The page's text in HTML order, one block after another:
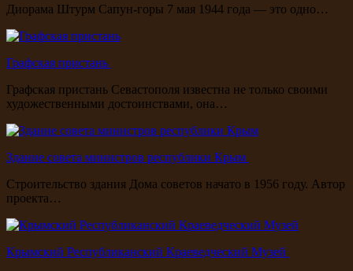
Диорама Штурм Сапун-горы 7 мая 1944 года — это одно…
Графская пристань
Графская пристань Севастополя известна не только своими
художественными достоинствами, она…
Здание совета министров республики Крым
Строительство здания Дома советов начато в 1956 году. Автор
проекта…
Крымский Республиканский Краеведческий Музей